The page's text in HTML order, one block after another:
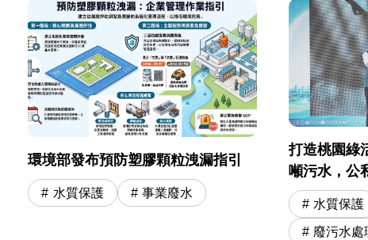
環境部發布預防塑膠顆粒洩漏指引
水質保護 事業廢水
打造桃園綠
噸污水，公
水質保護
廢污水處